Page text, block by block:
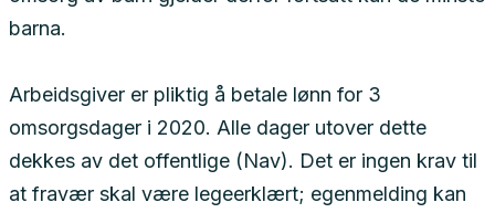
barna.
Arbeidsgiver er pliktig å betale lønn for 3
omsorgsdager i 2020. Alle dager utover dette
dekkes av det offentlige (Nav). Det er ingen krav til
at fravær skal være legeerklært; egenmelding kan